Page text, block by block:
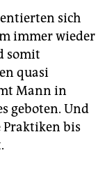
sich
immer wieder
somit
quasi
Mann in
geboten. Und
Praktiken bis